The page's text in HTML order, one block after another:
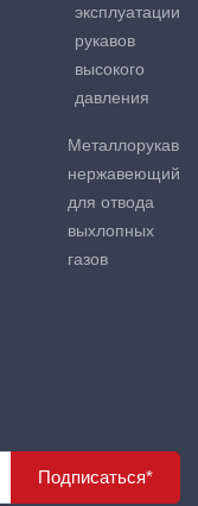
эксплуатации
рукавов
высокого
давления
Металлорукав
нержавеющий
для отвода
выхлопных
газов
Подписаться*